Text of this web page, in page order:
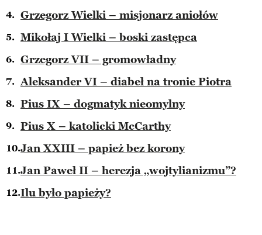
Grzegorz Wielki – misjonarz aniołów
Mikołaj I Wielki – boski zastępca
Grzegorz VII – gromowładny
Aleksander VI – diabeł na tronie Piotra
Pius IX – dogmatyk nieomylny
Pius X – katolicki McCarthy
Jan XXIII – papież bez korony
Jan Paweł II – herezja „wojtylianizmu”?
Ilu było papieży?